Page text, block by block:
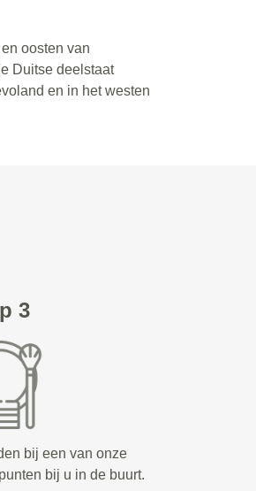
oosten van
Duitse deelstaat
en in het westen
3
bij een van onze
bij u in de buurt.